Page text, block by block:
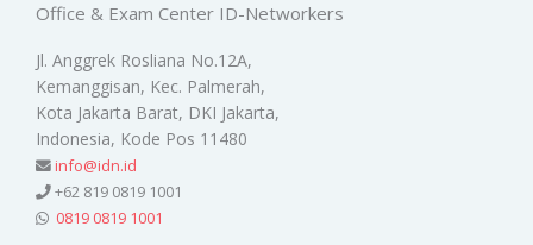
Office & Exam Center ID-Networkers
Jl. Anggrek Rosliana No.12A,
Kemanggisan, Kec. Palmerah,
Kota Jakarta Barat, DKI Jakarta,
Indonesia, Kode Pos 11480
info@idn.id
+62 819 0819 1001
0819 0819 1001